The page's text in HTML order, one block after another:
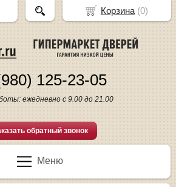
125-23-05
ежедневно с 9.00 до 21.00
обратный звонок
Меню
Корзина(0)